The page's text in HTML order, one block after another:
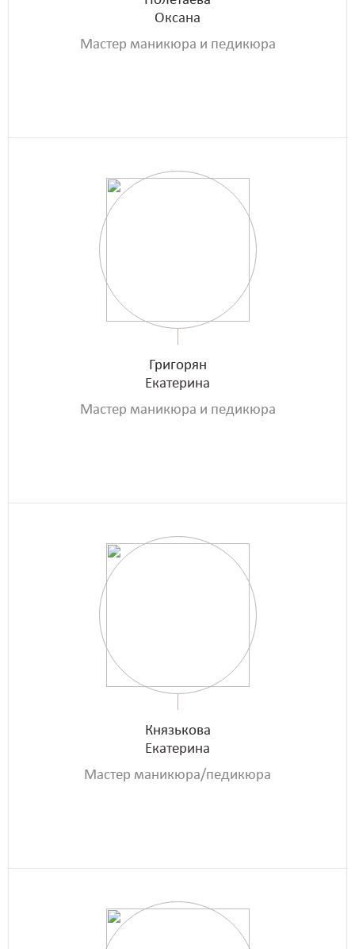
Оксана
Мастер маникюра и педикюра
Григорян
Екатерина
Мастер маникюра и педикюра
Князькова
Екатерина
Мастер маникюра/педикюра